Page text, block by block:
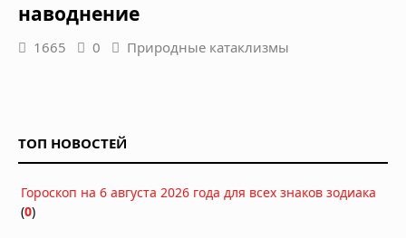
наводнение
1665 0 Природные катаклизмы
ТОП НОВОСТЕЙ
Гороскоп на 6 августа 2026 года для всех знаков зодиака
(0)